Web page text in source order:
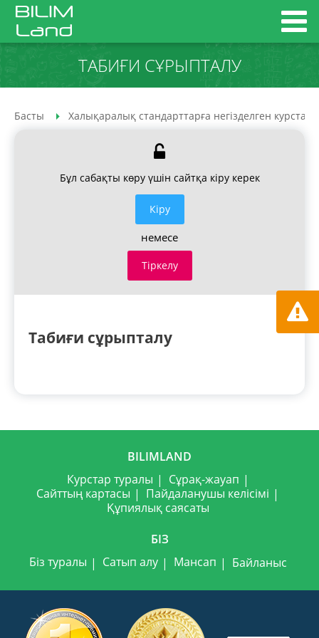
ТАБИҒИ СҰРЫПТАЛУ
Басты Халықаралық стандарттарға негізделген курстар
Бұл сабақты көру үшін сайтқа кіру керек
Кiру
немесе
Тіркелу
Табиғи сұрыпталу
BILIMLAND
Курстар туралы
Сұрақ-жауап
Сайттың картасы
Пайдаланушы келісімі
Құпиялық саясаты
БІЗ
Біз туралы
Сатып алу Мансап Байланыс